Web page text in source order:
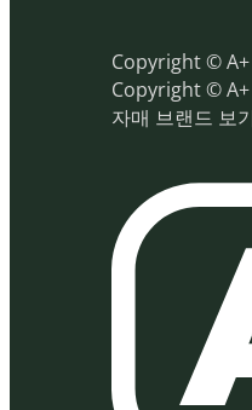
Copyright © A+
Copyright © A+
자매 브랜드 보